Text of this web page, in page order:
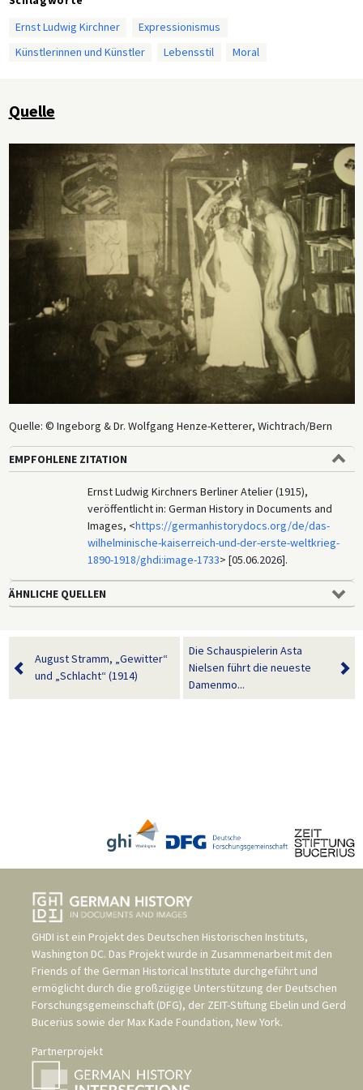
Ernst Ludwig Kirchner
Expressionismus
Künstlerinnen und Künstler
Lebensstil Moral
Quelle
Quelle: © Ingeborg & Dr. Wolfgang Henze-Ketterer, Wichtrach/Bern
EMPFOHLENE ZITATION
Ernst Ludwig Kirchners Berliner Atelier (1915),
veröffentlicht in: German History in Documents and
Images, <https://germanhistorydocs.org/de/das-
wilhelminische-kaiserreich-und-der-erste-weltkrieg-
1890-1918/ghdi:image-1733> [05.06.2026].
ÄHNLICHE QUELLEN
August Stramm, „Gewitter“
und „Schlacht“ (1914)
Die Schauspielerin Asta
Nielsen führt die neueste
Damenmo...
GHDI ist ein Projekt des Deutschen Historischen Instituts,
Washington DC. Das Projekt wurde in Zusammenarbeit mit den
Friends of the German Historical Institute durchgeführt und
ermöglicht durch die großzügige Unterstützung der Deutschen
Forschungsgemeinschaft (DFG), der ZEIT-Stiftung Ebelin und Gerd
Bucerius sowie der Max Kade Foundation, New York.
Partnerprojekt